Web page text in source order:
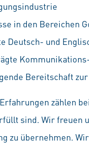
in den Bereichen
Deutsch- und
Bereitschaft
zählen
sind. Wir freuen
zu übernehmen.